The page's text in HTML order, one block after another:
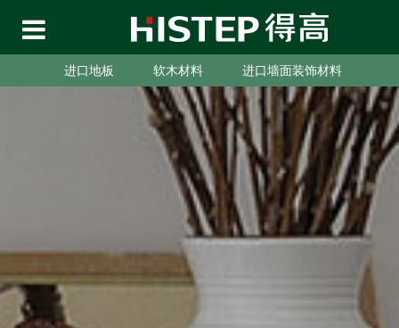
进口地板 软木材料 进口墙面装饰材料